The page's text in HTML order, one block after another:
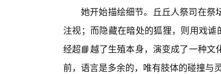
她开始描绘细节。丘丘人祭司在祭
注视；而隐藏在暗处的狐狸，则用戏
经超📘越了生殖本身，演变成了一种
前，语言是多余的，唯有肢体的碰撞与